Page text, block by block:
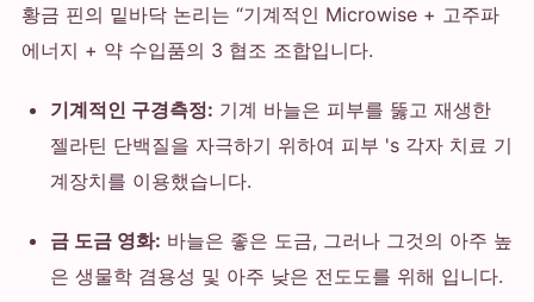
황금 핀의 밑바닥 논리는 “기계적인 Microwise + 고주파
에너지 + 약 수입품의 3 협조 조합입니다.
기계적인 구경측정: 기계 바늘은 피부를 뚫고 재생한
젤라틴 단백질을 자극하기 위하여 피부 's 각자 치료 기
계장치를 이용했습니다.
금 도금 영화: 바늘은 좋은 도금, 그러나 그것의 아주 높
은 생물학 겸용성 및 아주 낮은 전도도를 위해 입니다.